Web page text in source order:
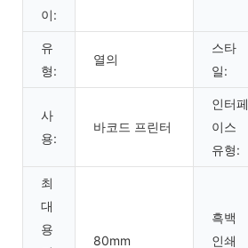
이:
유
형:
열의
스타
일:
사
용:
바코드 프린터
인터페
이스
유형:
최
대
용
80mm
흑백
인쇄